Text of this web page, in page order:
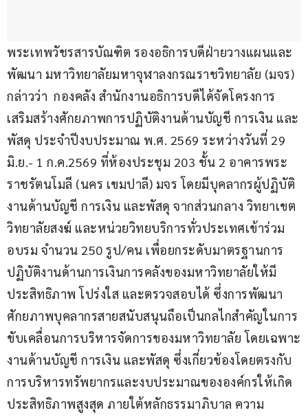
พระเทพวัชรสารบัณฑิต รองอธิการบดีฝ่ายวางแผนและ
พัฒนา มหาวิทยาลัยมหาจุฬาลงกรณราชวิทยาลัย (มจร)
กล่าวว่า  กองคลัง สำนักงานอธิการบดีได้จัดโครงการ
เสริมสร้างศักยภาพการปฏิบัติงานด้านบัญชี การเงิน และ
พัสดุ ประจำปีงบประมาณ พ.ศ. 2569 ระหว่างวันที่ 29
มิ.ย.- 1 ก.ค.2569 ที่ห้องประชุม 203 ชั้น 2 อาคารพระ
ราชรัตนโมลี (นคร เขมปาลี) มจร โดยมีบุคลากรผู้ปฏิบัติ
งานด้านบัญชี การเงิน และพัสดุ จากส่วนกลาง วิทยาเขต
วิทยาลัยสงฆ์ และหน่วยวิทยบริการทั่วประเทศเข้าร่วม
อบรม จำนวน 250 รูป/คน เพื่อยกระดับมาตรฐานการ
ปฏิบัติงานด้านการเงินการคลังของมหาวิทยาลัยให้มี
ประสิทธิภาพ โปร่งใส และตรวจสอบได้ ซึ่งการพัฒนา
ศักยภาพบุคลากรสายสนับสนุนถือเป็นกลไกสำคัญในการ
ขับเคลื่อนการบริหารจัดการของมหาวิทยาลัย โดยเฉพาะ
งานด้านบัญชี การเงิน และพัสดุ ซึ่งเกี่ยวข้องโดยตรงกับ
การบริหารทรัพยากรและงบประมาณขององค์กรให้เกิด
ประสิทธิภาพสูงสุด ภายใต้หลักธรรมาภิบาล ความ